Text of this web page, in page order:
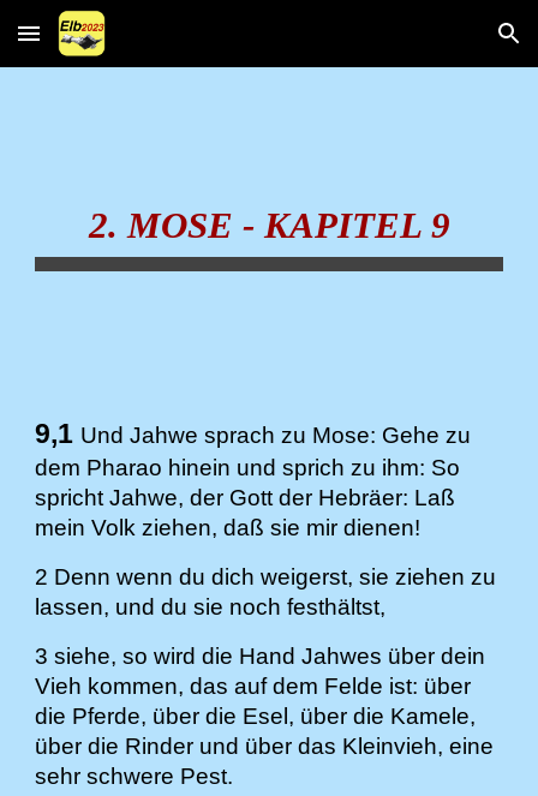
Skip to main content Skip to navigation
2. MOSE - KAPITEL 9
9,1 Und Jahwe sprach zu Mose: Gehe zu
dem Pharao hinein und sprich zu ihm: So
spricht Jahwe, der Gott der Hebräer: Laß
mein Volk ziehen, daß sie mir dienen!
2 Denn wenn du dich weigerst, sie ziehen zu
lassen, und du sie noch festhältst,
3 siehe, so wird die Hand Jahwes über dein
Vieh kommen, das auf dem Felde ist: über
die Pferde, über die Esel, über die Kamele,
über die Rinder und über das Kleinvieh, eine
sehr schwere Pest.